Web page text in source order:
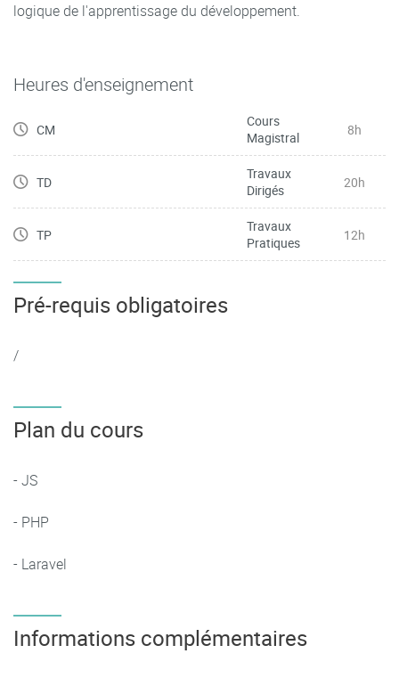
logique de l'apprentissage du développement.
Heures d'enseignement
CM
Cours
Magistral
8h
TD
Travaux
Dirigés
20h
TP
Travaux
Pratiques
12h
Pré-requis obligatoires
/
Plan du cours
- JS
- PHP
- Laravel
Informations complémentaires